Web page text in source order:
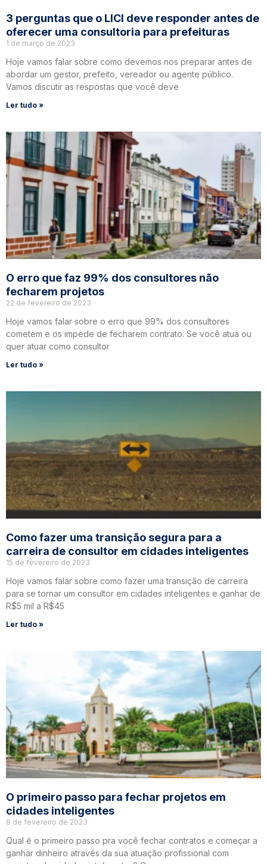
3 perguntas que o LICI deve responder antes de
oferecer uma consultoria para prefeituras
1 de março de 2023
Hoje vamos falar sobre como devemos nos preparar antes de
abordar um gestor, prefeito, vereador ou agente público.
Vamos discutir as respostas que você deve
Ler tudo »
O erro que faz 99% dos consultores não
fecharem projetos
22 de fevereiro de 2023
Hoje vamos falar sobre o erro que 99% dos consultores
cometem e os impede de fecharem contrato. Se você atua ou
quer atuar como consultor
Ler tudo »
Como fazer uma transição segura para a
carreira de consultor em cidades inteligentes
15 de fevereiro de 2023
Hoje vamos falar sobre como fazer uma transição de carreira
para se tornar um consultor em cidades inteligentes e ganhar de
R$5 mil a R$45
Ler tudo »
O primeiro passo para fechar projetos em
cidades inteligentes
8 de fevereiro de 2023
Qual é o primeiro passo pra você fechar contratos e começar a
ganhar dinheiro através da sua atuação profissional com